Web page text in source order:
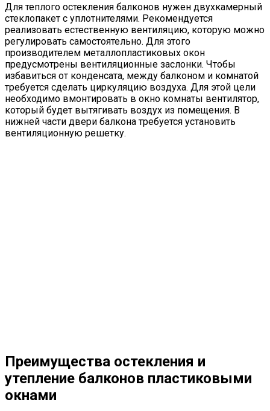
Для теплого остекления балконов нужен двухкамерный
стеклопакет с уплотнителями. Рекомендуется
реализовать естественную вентиляцию, которую можно
регулировать самостоятельно. Для этого
производителем металлопластиковых окон
предусмотрены вентиляционные заслонки. Чтобы
избавиться от конденсата, между балконом и комнатой
требуется сделать циркуляцию воздуха. Для этой цели
необходимо вмонтировать в окно комнаты вентилятор,
который будет вытягивать воздух из помещения. В
нижней части двери балкона требуется установить
вентиляционную решетку.
Преимущества остекления и
утепление балконов пластиковыми
окнами